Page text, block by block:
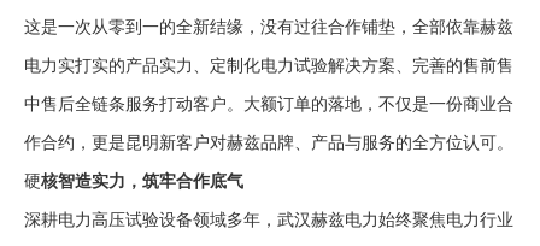
这是一次从零到一的全新结缘，没有过往合作铺垫，全部依靠赫兹
电力实打实的产品实力、定制化电力试验解决方案、完善的售前售
中售后全链条服务打动客户。大额订单的落地，不仅是一份商业合
作合约，更是昆明新客户对赫兹品牌、产品与服务的全方位认可。
硬核智造实力，筑牢合作底气
深耕电力高压试验设备领域多年，武汉赫兹电力始终聚焦电力行业